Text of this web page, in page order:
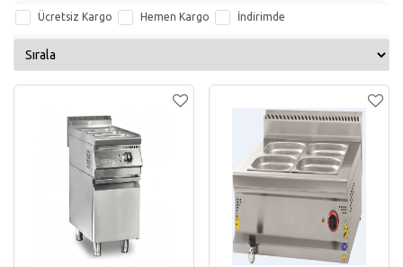
Ücretsiz Kargo Hemen Kargo İndirimde